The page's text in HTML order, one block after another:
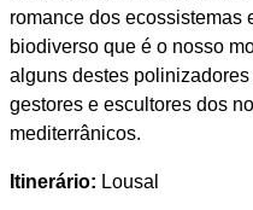
romance dos ecossistemas
biodiverso que é o nosso
alguns destes
gestores e escultores dos
mediterrânicos.
Itinerário: Lousal